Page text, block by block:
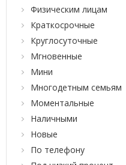
Физическим лицам
Краткосрочные
Круглосуточные
Мгновенные
Мини
Многодетным семьям
Моментальные
Наличными
Новые
По телефону